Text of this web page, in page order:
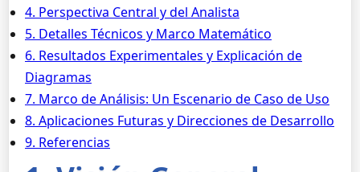
4. Perspectiva Central y del Analista
5. Detalles Técnicos y Marco Matemático
6. Resultados Experimentales y Explicación de
Diagramas
7. Marco de Análisis: Un Escenario de Caso de Uso
8. Aplicaciones Futuras y Direcciones de Desarrollo
9. Referencias